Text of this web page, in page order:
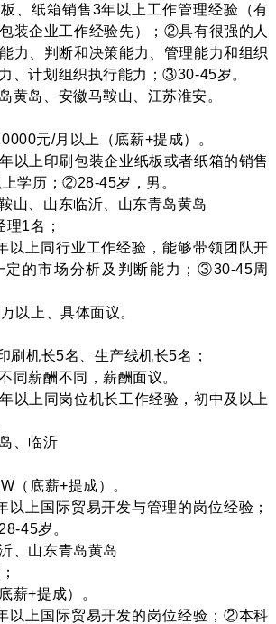
、纸箱销售3年以上工作管理经验（有
装企业工作经验先）；②具有很强的人
力、判断和决策能力、管理能力和组织
、计划组织执行能力；③30-45岁。
黄岛、安徽马鞍山、江苏淮安。
元/月以上（底薪+提成）。
以上印刷包装企业纸板或者纸箱的销售
学历；②28-45岁，男。
山、山东临沂、山东青岛黄岛
1名；
以上同行业工作经验，能够带领团队开
的市场分析及判断能力；③30-45周
以上、具体面议。
刷机长5名、生产线机长5名；
同薪酬不同，薪酬面议。
以上同岗位机长工作经验，初中及以上
、临沂
（底薪+提成）。
上国际贸易开发与管理的岗位经验；
45岁。
、山东青岛黄岛
薪+提成）。
以上国际贸易开发的岗位经验；②本科